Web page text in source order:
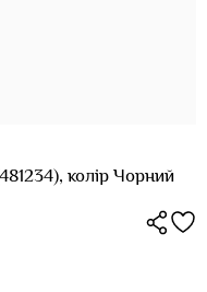
колір Чорний